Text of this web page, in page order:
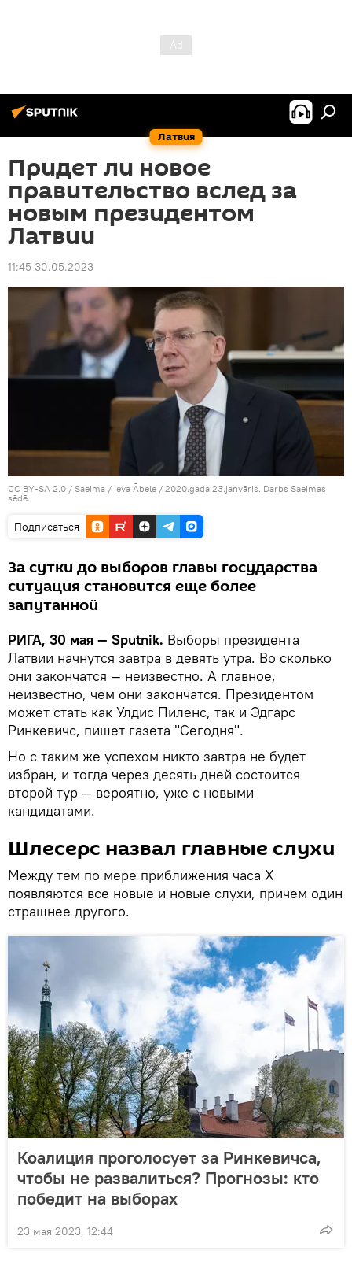
Латвия
Придет ли новое
правительство вслед за
новым президентом
Латвии
11:45 30.05.2023
CC BY-SA 2.0 / Saeima / Ieva Ābele / 2020.gada 23.janvāris. Darbs Saeimas
sēdē.
Подписаться
За сутки до выборов главы государства
ситуация становится еще более
запутанной
РИГА, 30 мая — Sputnik. Выборы президента
Латвии начнутся завтра в девять утра. Во сколько
они закончатся — неизвестно. А главное,
неизвестно, чем они закончатся. Президентом
может стать как Улдис Пиленс, так и Эдгарс
Ринкевичс, пишет газета "Сегодня".
Но с таким же успехом никто завтра не будет
избран, и тогда через десять дней состоится
второй тур — вероятно, уже с новыми
кандидатами.
Шлесерс назвал главные слухи
Между тем по мере приближения часа Х
появляются все новые и новые слухи, причем один
страшнее другого.
Коалиция проголосует за Ринкевичса,
чтобы не развалиться? Прогнозы: кто
победит на выборах
23 мая 2023, 12:44